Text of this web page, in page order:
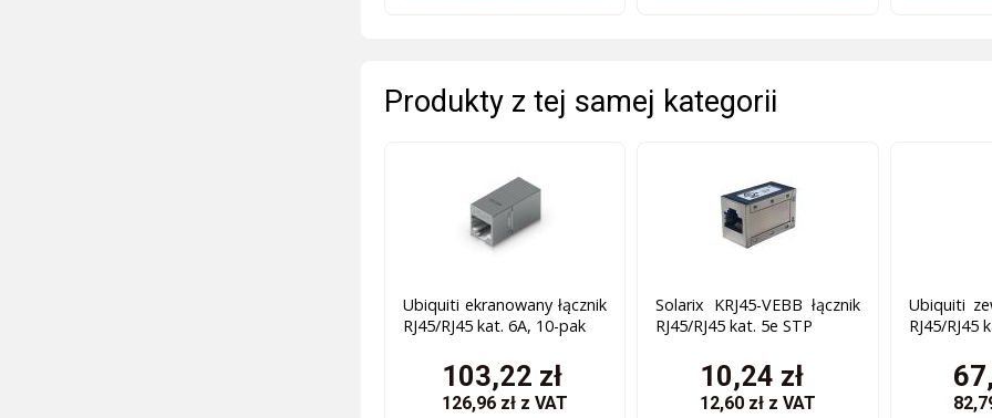
Produkty z tej samej kategorii
Ubiquiti ekranowany łącznik
RJ45/RJ45 kat. 6A, 10-pak
103,22 zł
126,96 zł z VAT
Solarix KRJ45-VEBB łącznik
RJ45/RJ45 kat. 5e STP
10,24 zł
12,60 zł z VAT
Ubiquiti
RJ45/RJ45